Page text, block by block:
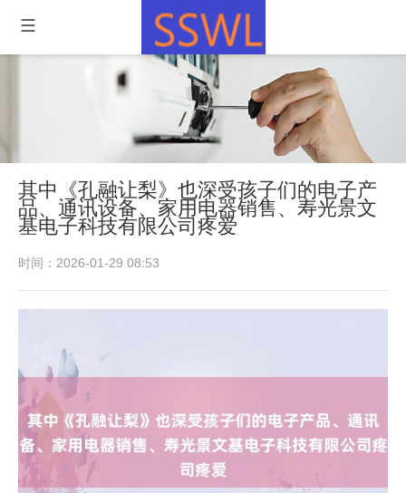
其中《孔融让梨》也深受孩子们的电子产
品、通讯设备、家用电器销售、寿光景文
基电子科技有限公司疼爱
时间：2026-01-29 08:53